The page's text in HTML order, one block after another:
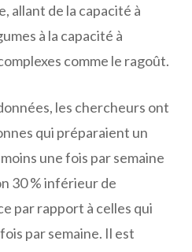
allant de la capacité à
à la capacité à
comme le ragoût.
les chercheurs ont
qui préparaient un
une fois par semaine
30 % inférieur de
par rapport à celles qui
par semaine. Il est